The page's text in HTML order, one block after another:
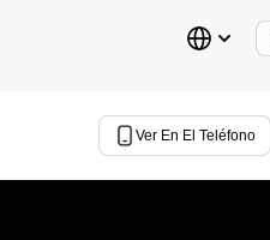
Ver En El Teléfono